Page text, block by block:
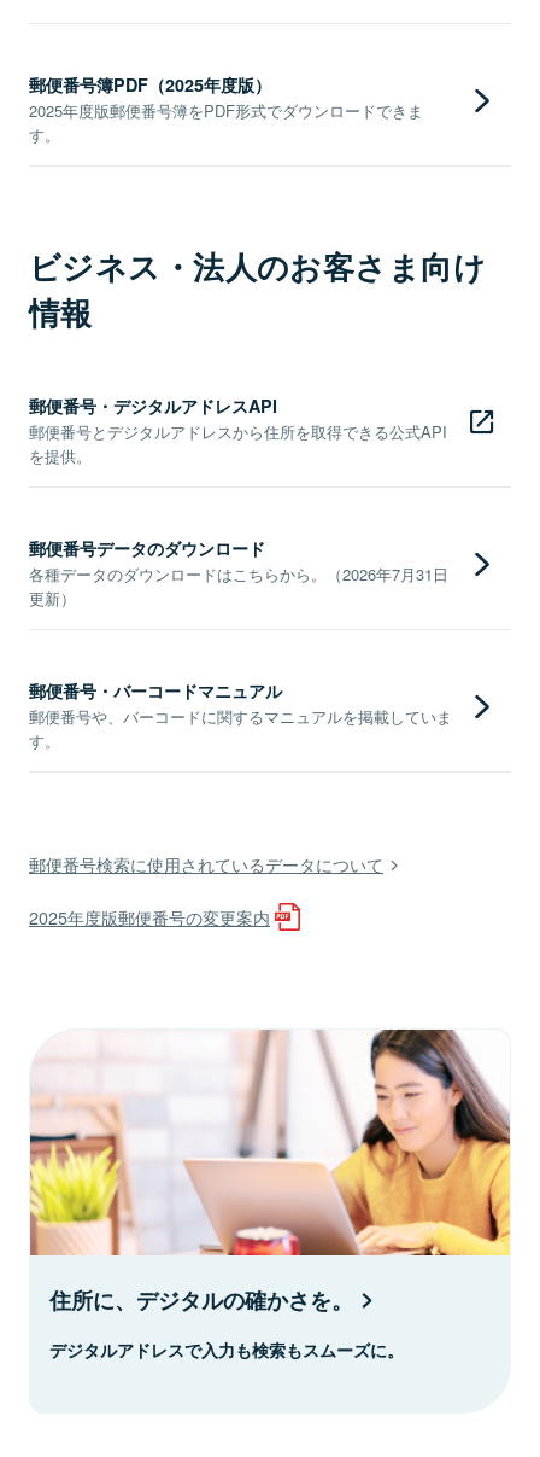
郵便番号簿PDF（2025年度版）
2025年度版郵便番号簿をPDF形式でダウンロードできま
す。
ビジネス・法人のお客さま向け
情報
郵便番号・デジタルアドレスAPI
郵便番号とデジタルアドレスから住所を取得できる公式API
を提供。
郵便番号データのダウンロード
各種データのダウンロードはこちらから。（2026年7月31日
更新）
郵便番号・バーコードマニュアル
郵便番号や、バーコードに関するマニュアルを掲載していま
す。
郵便番号検索に使用されているデータについて
2025年度版郵便番号の変更案内
住所に、デジタルの確かさを。
デジタルアドレスで入力も検索もスムーズに。